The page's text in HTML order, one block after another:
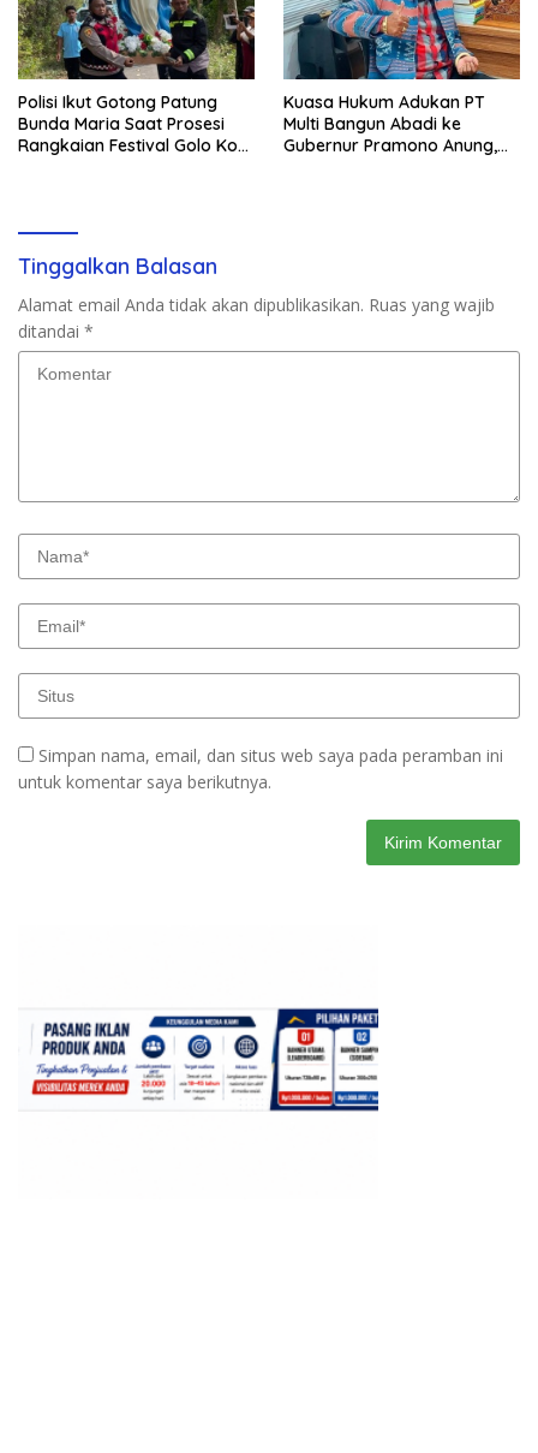
Polisi Ikut Gotong Patung
Bunda Maria Saat Prosesi
Rangkaian Festival Golo Koe
Kuasa Hukum Adukan PT
Multi Bangun Abadi ke
Gubernur Pramono Anung,
Tinggalkan Balasan
Alamat email Anda tidak akan dipublikasikan. Ruas yang wajib
ditandai *
Simpan nama, email, dan situs web saya pada peramban ini
untuk komentar saya berikutnya.